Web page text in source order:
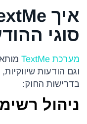
סוגי
מערכת TextMe
וגם הודעות
בדרישות החוק:
ניהול